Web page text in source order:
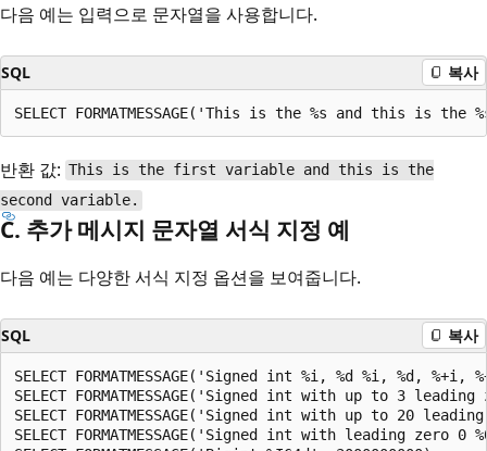
다음 예는 입력으로 문자열을 사용합니다.
SQL 복사
반환 값: This is the first variable and this is the
second variable.
C. 추가 메시지 문자열 서식 지정 예
다음 예는 다양한 서식 지정 옵션을 보여줍니다.
SQL 복사
SELECT FORMATMESSAGE('Signed int %i, %d %i,
SELECT FORMATMESSAGE('Signed int with up to 3
SELECT FORMATMESSAGE('Signed int with up to 20
SELECT FORMATMESSAGE('Signed int with leading